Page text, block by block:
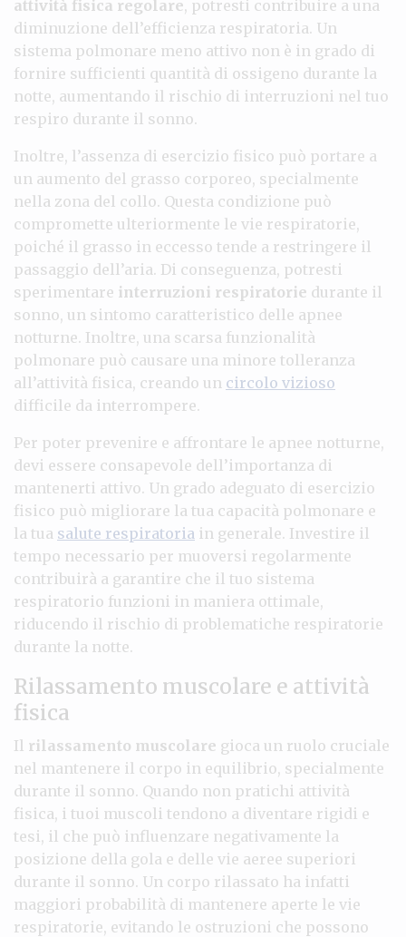
attività fisica regolare, potresti contribuire a una
diminuzione dell’efficienza respiratoria. Un
sistema polmonare meno attivo non è in grado di
fornire sufficienti quantità di ossigeno durante la
notte, aumentando il rischio di interruzioni nel tuo
respiro durante il sonno.
Inoltre, l’assenza di esercizio fisico può portare a
un aumento del grasso corporeo, specialmente
nella zona del collo. Questa condizione può
compromette ulteriormente le vie respiratorie,
poiché il grasso in eccesso tende a restringere il
passaggio dell’aria. Di conseguenza, potresti
sperimentare interruzioni respiratorie durante il
sonno, un sintomo caratteristico delle apnee
notturne. Inoltre, una scarsa funzionalità
polmonare può causare una minore tolleranza
all’attività fisica, creando un circolo vizioso
difficile da interrompere.
Per poter prevenire e affrontare le apnee notturne,
devi essere consapevole dell’importanza di
mantenerti attivo. Un grado adeguato di esercizio
fisico può migliorare la tua capacità polmonare e
la tua salute respiratoria in generale. Investire il
tempo necessario per muoversi regolarmente
contribuirà a garantire che il tuo sistema
respiratorio funzioni in maniera ottimale,
riducendo il rischio di problematiche respiratorie
durante la notte.
Rilassamento muscolare e attività
fisica
Il rilassamento muscolare gioca un ruolo cruciale
nel mantenere il corpo in equilibrio, specialmente
durante il sonno. Quando non pratichi attività
fisica, i tuoi muscoli tendono a diventare rigidi e
tesi, il che può influenzare negativamente la
posizione della gola e delle vie aeree superiori
durante il sonno. Un corpo rilassato ha infatti
maggiori probabilità di mantenere aperte le vie
respiratorie, evitando le ostruzioni che possono